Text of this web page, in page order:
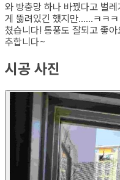
와 방충망 하나 바꿨다고 벌
게 뚫려있긴 했지만......ㅋㅋ
쳤습니다! 통풍도 잘되고 좋
추합니다~
시공 사진